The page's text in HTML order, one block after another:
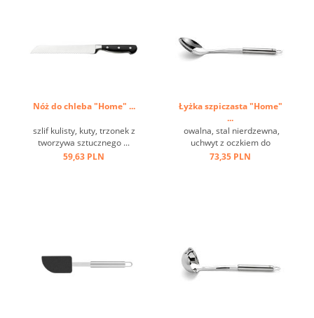
Nóż do chleba "Home" ...
szlif kulisty, kuty, trzonek z
tworzywa sztucznego ...
59,63 PLN
Łyżka szpiczasta "Home"
...
owalna, stal nierdzewna,
uchwyt z oczkiem do
zawieszenia ...
73,35 PLN